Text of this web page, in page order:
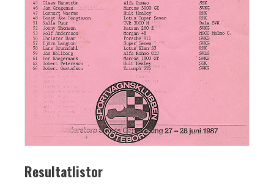
Resultatlistor